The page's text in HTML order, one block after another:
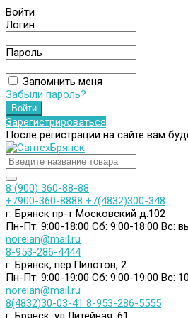
Войти
Логин
Пароль
Запомнить меня
Забыли пароль?
Зарегистрироваться
После регистрации на сайте вам
8 (900) 360-88-88
+7900-360-8888 +7(4832)300-348
г. Брянск пр-т Московский д.102
Пн-Пт: 9:00-18:00 Сб: 9:00-18:00 Вс:
noreian@mail.ru
8-953-286-4444
г. Брянск, пер.Пилотов, 2
Пн-Пт: 9:00-19:00 Сб: 9:00-19:00 Вс:
noreian@mail.ru
8(4832)30-03-41 8-953-286-5555